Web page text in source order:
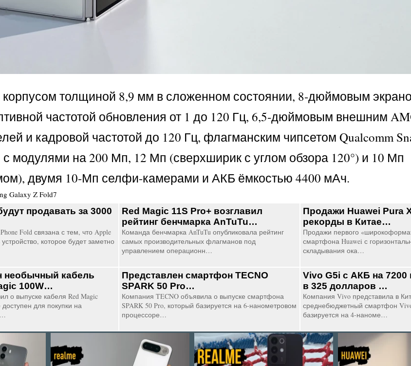
толщиной 8,9 мм в сложенном состоянии, 8-дюймовым
частотой обновления от 1 до 120 Гц, 6,5-дюймовым внешним
и кадровой частотой до 120 Гц, флагманским чипсетом Qualcomm
модулями на 200 Мп, 12 Мп (сверхширик с углом обзора 120°) и 10 Мп
двумя 10-Мп селфи-камерами и АКБ ёмкостью 4400 мАч.
Galaxy Z Fold7
продавать за 3000
Fold связана с тем, что Apple
которое будет заметно
Red Magic 11S Pro+ возглавил
рейтинг бенчмарка AnTuTu…
Команда бенчмарка AnTuTu опубликовала рейтинг
самых производительных флагманов под
управлением операционн…
Продажи Huawei Pura
рекорды в Китае…
Продажи первого
смартфона Huawei с
складывания ока…
необычный кабель
100W…
о выпуске кабеля Red Magic
для покупки на
Представлен смартфон TECNO
SPARK 50 Pro…
Компания TECNO объявила о выпуске смартфона
SPARK 50 Pro, который базируется на 6-нанометровом
процессоре…
Vivo G5i с АКБ на
в 325 долларов …
Компания Vivo представила в
среднебюджетный смартфон
базируется на 4-наноме…